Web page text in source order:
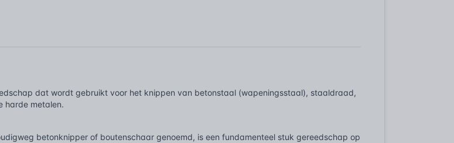
dat wordt gebruikt voor het knippen van betonstaal (wapeningsstaal), staaldraad,
harde metalen.
betonknipper of boutenschaar genoemd, is een fundamenteel stuk gereedschap op